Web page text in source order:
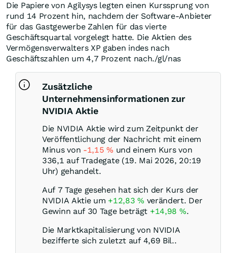
Die Papiere von Agilysys legten einen Kurssprung von
rund 14 Prozent hin, nachdem der Software-Anbieter
für das Gastgewerbe Zahlen für das vierte
Geschäftsquartal vorgelegt hatte. Die Aktien des
Vermögensverwalters XP gaben indes nach
Geschäftszahlen um 4,7 Prozent nach./gl/nas
Zusätzliche
Unternehmensinformationen zur
NVIDIA Aktie
Die NVIDIA Aktie wird zum Zeitpunkt der
Veröffentlichung der Nachricht mit einem
Minus von -1,15% und einem Kurs von
336,1 auf Tradegate (19. Mai 2026, 20:19
Uhr) gehandelt.
Auf 7 Tage gesehen hat sich der Kurs der
NVIDIA Aktie um +12,83% verändert. Der
Gewinn auf 30 Tage beträgt +14,98 %.
Die Marktkapitalisierung von NVIDIA
bezifferte sich zuletzt auf 4,69 Bil..